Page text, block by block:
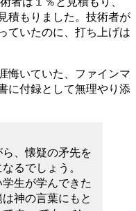
積もりました。技術者が
ていたのに、打ち上げは
悔いていた、ファインマ
に付録として無理やり添
、懐疑の矛先を
るでしょう。
生が学んできた
神の言葉にもと